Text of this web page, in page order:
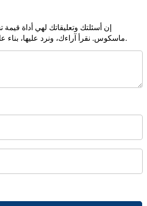
إن أسئلتك وتعليقاتك لهي أداة
ماسكوس. نقرأ آراءك، ونرد عليها، بناء على طلبكم في أسرع وقت ممكن.